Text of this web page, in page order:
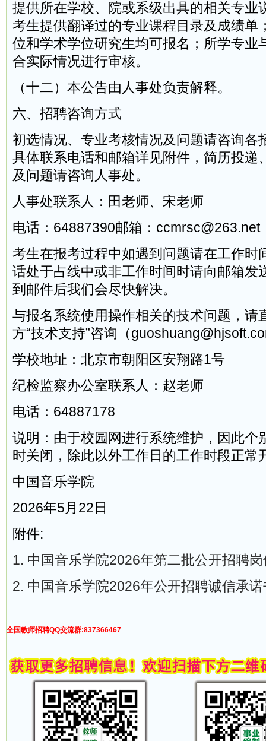
提供所在学校、院或系级出具的相关专业
考生提供翻译过的专业课程目录及成绩单
位和学术学位研究生均可报名；所学专业
合实际情况进行审核。
（十二）本公告由人事处负责解释。
六、招聘咨询方式
初选情况、专业考核情况及问题请咨询各
具体联系电话和邮箱详见附件，简历投递
及问题请咨询人事处。
人事处联系人：田老师、宋老师
电话：64887390邮箱：ccmrsc@263.net
考生在报考过程中如遇到问题请在工作时
话处于占线中或非工作时间时请向邮箱发
到邮件后我们会尽快解决。
与报名系统使用操作相关的技术问题，请
方“技术支持”咨询（
学校地址：北京市朝阳区安翔路1号
纪检监察办公室联系人：赵老师
电话：64887178
说明：由于校园网进行系统维护，因此个
时关闭，除此以外工作日的工作时段正常
中国音乐学院
2026年5月22日
附件:
1. 中国音乐学院2026年第二批公开招聘
2. 中国音乐学院2026年公开招聘诚信承
全国教师招聘QQ交流群:837366467